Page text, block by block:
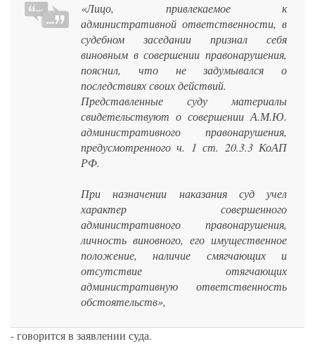
«Лицо, привлекаемое к
административной ответственности, в
судебном заседании признал себя
виновным в совершении правонарушения,
пояснил, что не задумывался о
последствиях своих действий.
Представленные суду материалы
свидетельствуют о совершении А.М.Ю.
административного правонарушения,
предусмотренного ч. 1 ст. 20.3.3 КоАП
РФ.
При назначении наказания суд учел
характер совершенного
административного правонарушения,
личность виновного, его имущественное
положение, наличие смягчающих и
отсутствие отягчающих
административную ответственность
обстоятельств»,
- говорится в заявлении суда.